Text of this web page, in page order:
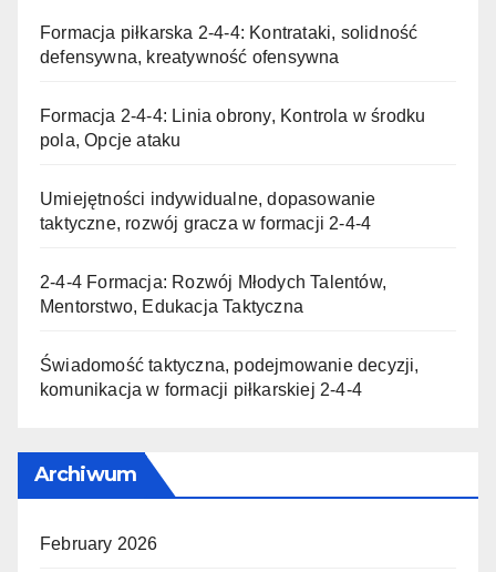
Formacja piłkarska 2-4-4: Kontrataki, solidność
defensywna, kreatywność ofensywna
Formacja 2-4-4: Linia obrony, Kontrola w środku
pola, Opcje ataku
Umiejętności indywidualne, dopasowanie
taktyczne, rozwój gracza w formacji 2-4-4
2-4-4 Formacja: Rozwój Młodych Talentów,
Mentorstwo, Edukacja Taktyczna
Świadomość taktyczna, podejmowanie decyzji,
komunikacja w formacji piłkarskiej 2-4-4
Archiwum
February 2026